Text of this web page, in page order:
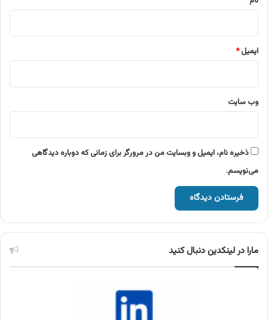
ایمیل*
وب‌ سایت
ذخیره نام، ایمیل و وبسایت من در مرورگر برای زمانی که دوباره دیدگاهی
می‌نویسم.
مارا در لینکدین دنبال کنید